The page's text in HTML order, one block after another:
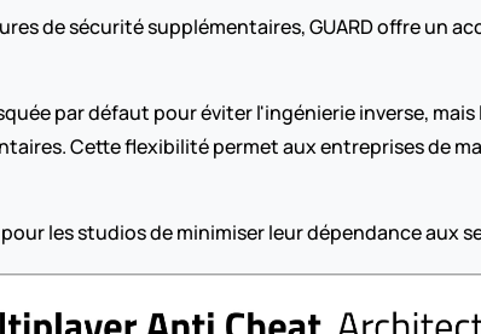
de sécurité supplémentaires, GUARD offre un
par défaut pour éviter l'ingénierie inverse,
Cette flexibilité permet aux entreprises de
les studios de minimiser leur dépendance aux